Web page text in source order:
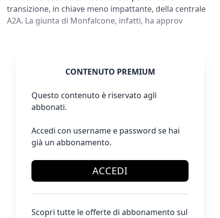
transizione, in chiave meno impattante, della centrale
A2A. La giunta di Monfalcone, infatti, ha approv
CONTENUTO PREMIUM
Questo contenuto è riservato agli
abbonati.
Accedi con username e password se hai
già un abbonamento.
ACCEDI
Scopri tutte le offerte di abbonamento sul